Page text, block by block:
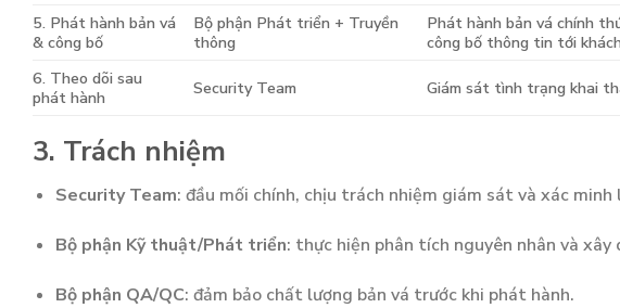
5. Phát hành bản vá
& công bố
Bộ phận Phát triển + Truyền
thông
Phát hành bản vá chính
công bố thông tin tới
6. Theo dõi sau
phát hành
Security Team Giám sát tình trạng khai
3. Trách nhiệm
Security Team: đầu mối chính, chịu trách nhiệm giám sát và xác minh
Bộ phận Kỹ thuật/Phát triển: thực hiện phân tích nguyên nhân và xây
Bộ phận QA/QC: đảm bảo chất lượng bản vá trước khi phát hành.